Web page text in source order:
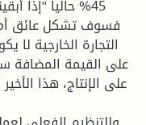
45% حاليا "إذا
فسوف تشكل عائق أمام
التجارة الخارجية
على الإنتاج، هذا